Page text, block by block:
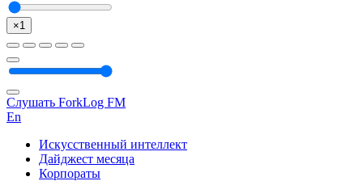
×1
Слушать ForkLog FM
En
Искусственный интеллект
Дайджест месяца
Корпораты